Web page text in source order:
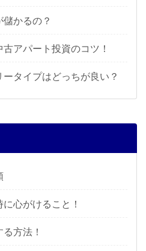
かるの？
アパート投資のコツ！
タイプはどっちが良い？
心がけること！
方法！